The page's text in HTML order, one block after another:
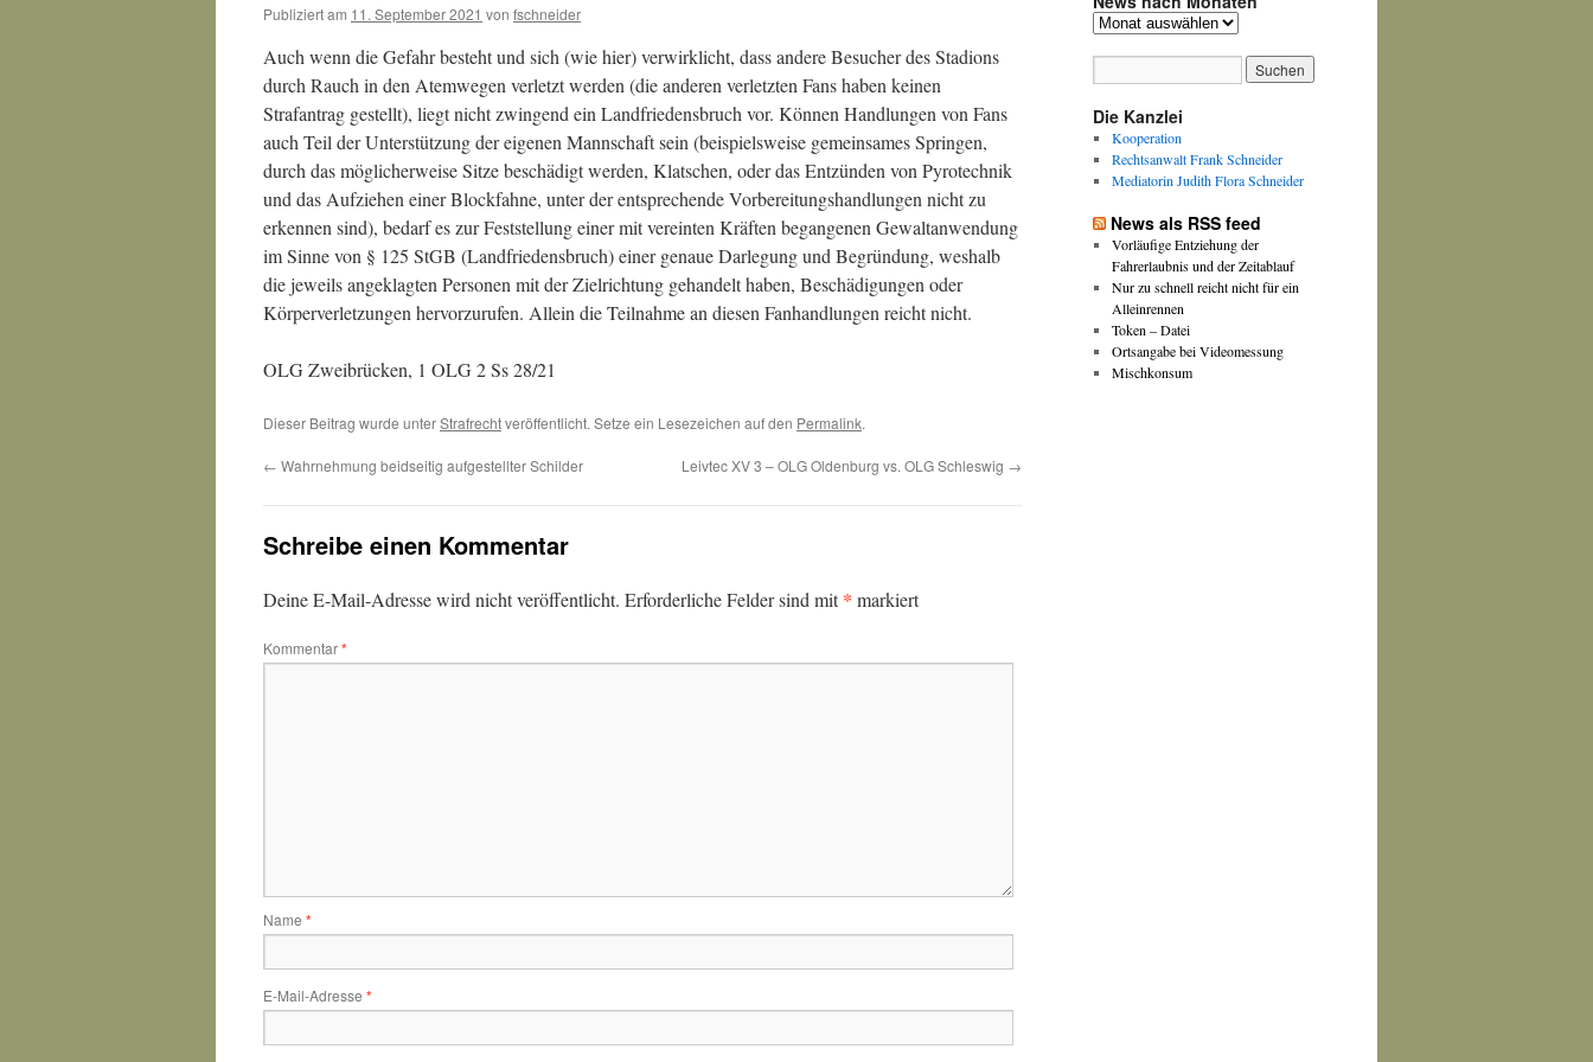
Publiziert am 11. September 2021 von fschneider
Auch wenn die Gefahr besteht und sich (wie hier) verwirklicht, dass andere Besucher des Stadions
durch Rauch in den Atemwegen verletzt werden (die anderen verletzten Fans haben keinen
Strafantrag gestellt), liegt nicht zwingend ein Landfriedensbruch vor. Können Handlungen von Fans
auch Teil der Unterstützung der eigenen Mannschaft sein (beispielsweise gemeinsames Springen,
durch das möglicherweise Sitze beschädigt werden, Klatschen, oder das Entzünden von Pyrotechnik
und das Aufziehen einer Blockfahne, unter der entsprechende Vorbereitungshandlungen nicht zu
erkennen sind), bedarf es zur Feststellung einer mit vereinten Kräften begangenen Gewaltanwendung
im Sinne von § 125 StGB (Landfriedensbruch) einer genaue Darlegung und Begründung, weshalb
die jeweils angeklagten Personen mit der Zielrichtung gehandelt haben, Beschädigungen oder
Körperverletzungen hervorzurufen. Allein die Teilnahme an diesen Fanhandlungen reicht nicht.
OLG Zweibrücken, 1 OLG 2 Ss 28/21
Dieser Beitrag wurde unterStrafrechtveröffentlicht. Setze ein Lesezeichen auf den Permalink.
← Wahrnehmung beidseitig aufgestellter Schilder Leivtec XV 3 – OLG Oldenburg vs. OLG Schleswig →
Schreibe einen Kommentar
Deine E-Mail-Adresse wird nicht veröffentlicht. Erforderliche Felder sind mit* markiert
Kommentar*
Name *
E-Mail-Adresse *
News
Die Kanzlei
Kooperation
Rechtsanwalt Frank Schneider
Mediatorin Judith Flora Schneider
News als RSS feed
Vorläufige Entziehung der
Fahrerlaubnis und der Zeitablauf
Nur zu schnell reicht nicht für ein
Alleinrennen
Token – Datei
Ortsangabe bei Videomessung
Mischkonsum